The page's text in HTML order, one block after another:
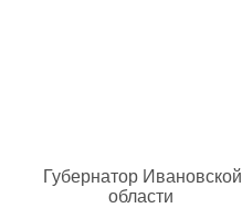
Губернатор Ивановской
области